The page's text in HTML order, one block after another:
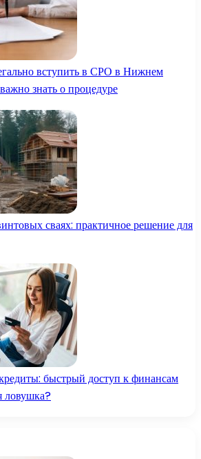
вступить в СРО в Нижнем
знать о процедуре
сваях: практичное решение для
быстрый доступ к финансам
ловушка?